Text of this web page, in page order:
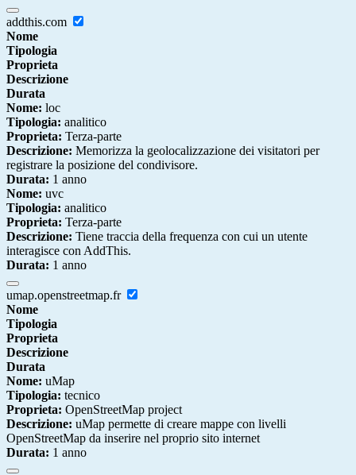
addthis.com
Nome
Tipologia
Proprieta
Descrizione
Durata
Nome: loc
Tipologia: analitico
Proprieta: Terza-parte
Descrizione: Memorizza la geolocalizzazione dei visitatori per
registrare la posizione del condivisore.
Durata: 1 anno
Nome: uvc
Tipologia: analitico
Proprieta: Terza-parte
Descrizione: Tiene traccia della frequenza con cui un utente
interagisce con AddThis.
Durata: 1 anno
umap.openstreetmap.fr
Nome
Tipologia
Proprieta
Descrizione
Durata
Nome: uMap
Tipologia: tecnico
Proprieta: OpenStreetMap project
Descrizione: uMap permette di creare mappe con livelli
OpenStreetMap da inserire nel proprio sito internet
Durata: 1 anno